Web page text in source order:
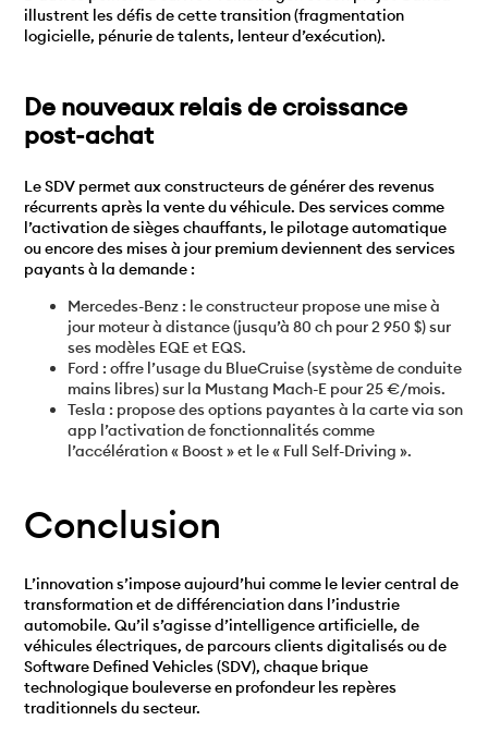
illustrent les défis de cette transition (fragmentation
logicielle, pénurie de talents, lenteur d’exécution).
De nouveaux relais de croissance
post-achat
Le SDV permet aux constructeurs de générer des revenus
récurrents après la vente du véhicule. Des services comme
l’activation de sièges chauffants, le pilotage automatique
ou encore des mises à jour premium deviennent des services
payants à la demande :
Mercedes-Benz : le constructeur propose une mise à
jour moteur à distance (jusqu’à 80 ch pour 2 950 $) sur
ses modèles EQE et EQS.
Ford : offre l’usage du BlueCruise (système de conduite
mains libres) sur la Mustang Mach-E pour 25 €/mois.
Tesla : propose des options payantes à la carte via son
app l’activation de fonctionnalités comme
l’accélération « Boost » et le « Full Self-Driving ».
Conclusion
L’innovation s’impose aujourd’hui comme le levier central de
transformation et de différenciation dans l’industrie
automobile. Qu’il s’agisse d’intelligence artificielle, de
véhicules électriques, de parcours clients digitalisés ou de
Software Defined Vehicles (SDV), chaque brique
technologique bouleverse en profondeur les repères
traditionnels du secteur.